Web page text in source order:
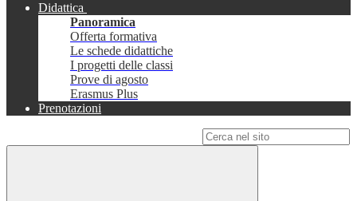
Didattica
Panoramica
Offerta formativa
Le schede didattiche
I progetti delle classi
Prove di agosto
Erasmus Plus
Prenotazioni